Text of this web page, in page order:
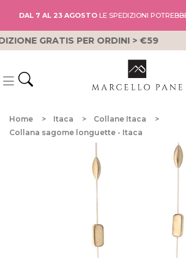
DAL 7 AL 23 AGOSTO LE SPEDIZIONI
ISCRIVITI ALLA VIP LIST PER
Home Itaca
Collane Itaca
Collana sagome longuette - Itaca